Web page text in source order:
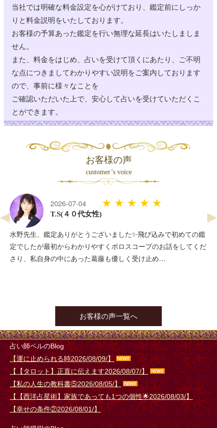
12:00 ～ 21:00 浅草駅前
陽香
18:30 (60分)
お 休 み
浅草駅前
福乃もも
12:00 ～ 21:00
18:30 (40分) 19:45 (30分)
12:00 ～ 21:00
広小路
羊乃愛癒
15:30 (30分) 17:00 (30分) 17:45 (30分) 19:00 (30分) 19:45 (30
分)
12:00 ～ 21:00
12:00 ～ 21:00 広小路 金碧ラルダ
自由が丘南口
12:00 ～ 21:00
予約満了14:15 (30分) 15:00 (30分) 16:15 (50分) 17:30 (30分)
18:15 (30分) 19:00 (40分) 【電話】20:30 (30分)
12:00 ～ 21:00
すしや通り
まんまマリア
予約満了【ビデオ】12:00 (40分) 13:00 (40分) 14:45 (30分) (40
分) 18:30 (30分) 19:30 (90分)
すしや通り
13:30 (30分) (20分)
12:00 ～ 21:00
すしや通り 安藤有沙
19:00 ～ 23:45 リモート ローザ・エメ
19:00 ～ 23:00 リモート ソファみゆき
22:00 ～ 23:30 リモート
ベル
当社では明確な料金設定を心がけており、鑑定前にしっか
りと料金説明をいたしております。
お客様の予算あった鑑定を行い無理な延長はいたしましま
せん。
また、料金をはじめ、占いを受けて頂くにあたり、ご不明
な点につきましてわかりやすい説明をご案内しております
ので、事前に様々なことを
ご確認いただいた上で、安心して占いを受けていただくこ
とができます。
お客様の声
customer’s voice
2026-07-04
T.S(４０代女性)
★★★★★
水野先生、鑑定ありがとうございました✨飛び込みで初めての鑑
定でしたが最初からわかりやすくポロスコープのお話をしてくだ
さり、私自身の中にあった葛藤も優しく受け止め…
お客様の声一覧へ